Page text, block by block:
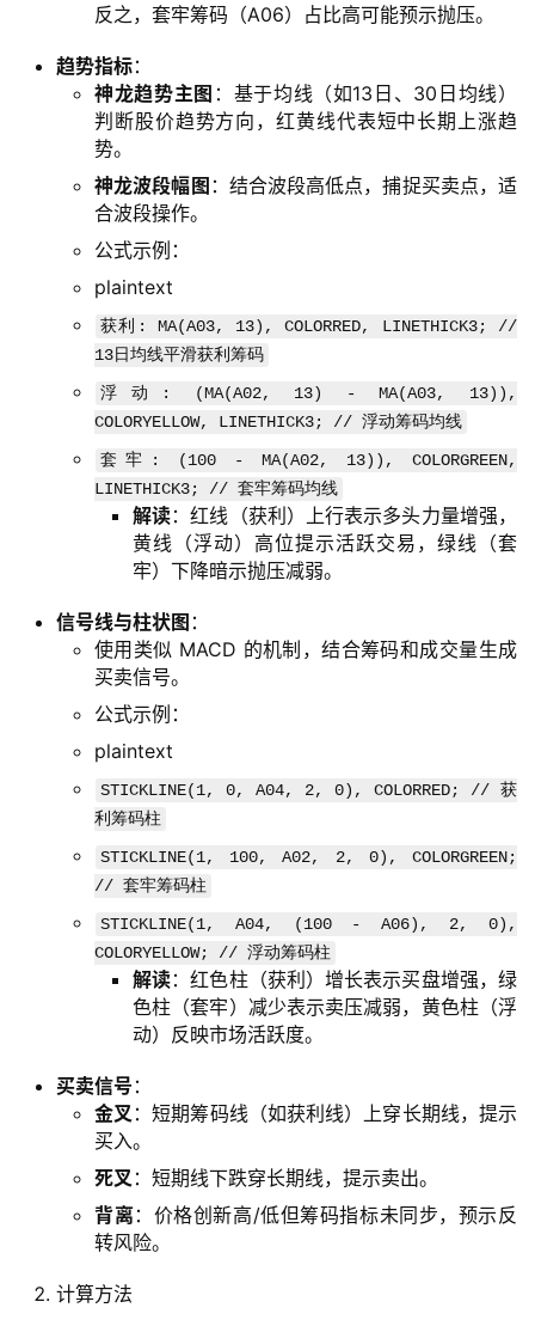
反之，套牢筹码（A06）占比高可能预示抛压。
趋势指标：
神龙趋势主图 ：基于均线（如13日、30日均线）
判断股价趋势方向，红黄线代表短中长期上涨趋
势。
神龙波段幅图 ：结合波段高低点，捕捉买卖点，适
合波段操作。
公式示例：
plaintext
获利: MA(A03, 13), COLORRED, LINETHICK3; //
13日均线平滑获利筹码
浮动: (MA(A02, 13) - MA(A03, 13)),
COLORYELLOW, LINETHICK3; // 浮动筹码均线
套牢: (100 - MA(A02, 13)), COLORGREEN,
LINETHICK3; // 套牢筹码均线
解读：红线（获利）上行表示多头力量增强，
黄线（浮动）高位提示活跃交易，绿线（套
牢）下降暗示抛压减弱。
信号线与柱状图 ：
使用类似 MACD 的机制，结合筹码和成交量生成
买卖信号。
公式示例：
plaintext
STICKLINE(1, 0, A04, 2, 0), COLORRED; // 获
利筹码柱
STICKLINE(1, 100, A02, 2, 0), COLORGREEN;
// 套牢筹码柱
STICKLINE(1, A04, (100 - A06), 2, 0),
COLORYELLOW; // 浮动筹码柱
解读：红色柱（获利）增长表示买盘增强，绿
色柱（套牢）减少表示卖压减弱，黄色柱（浮
动）反映市场活跃度。
买卖信号 ：
金叉 ：短期筹码线（如获利线）上穿长期线，提示
买入。
死叉 ：短期线下跌穿长期线，提示卖出。
背离：价格创新高/低但筹码指标未同步，预示反
转风险。
计算方法